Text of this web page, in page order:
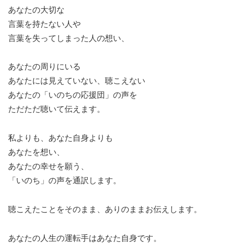
あなたの大切な
言葉を持たない人や
言葉を失ってしまった人の想い、
あなたの周りにいる
あなたには見えていない、聴こえない
あなたの「いのちの応援団」の声を
ただただ聴いて伝えます。
私よりも、あなた自身よりも
あなたを想い、
あなたの幸せを願う、
「いのち」の声を通訳します。
聴こえたことをそのまま、ありのままお伝えします。
あなたの人生の運転手はあなた自身です。